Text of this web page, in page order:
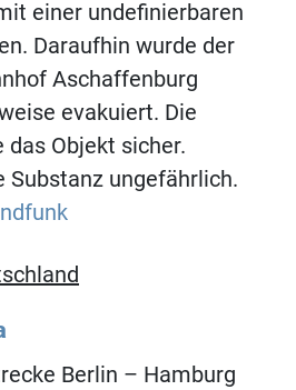
einer undefinierbaren
Daraufhin wurde der
Aschaffenburg
evakuiert. Die
Objekt sicher.
ungefährlich.
Berlin – Hamburg